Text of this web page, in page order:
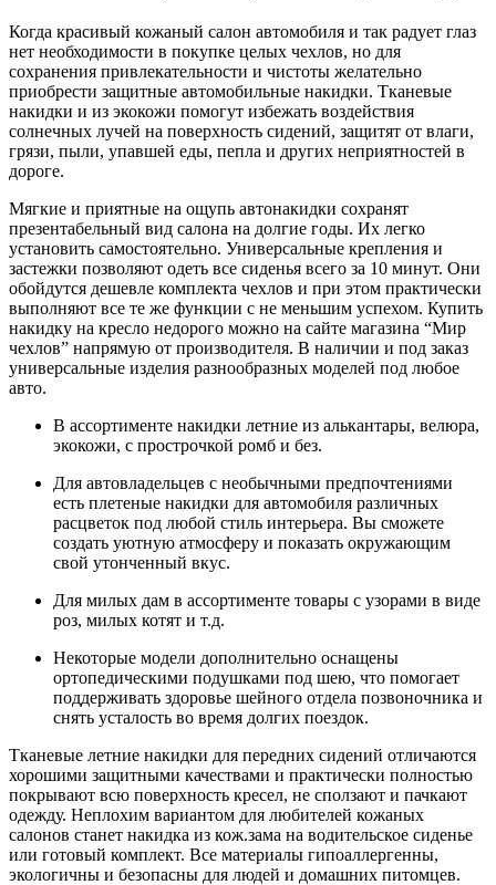
Когда красивый кожаный салон автомобиля и так радует глаз
нет необходимости в покупке целых чехлов, но для
сохранения привлекательности и чистоты желательно
приобрести защитные автомобильные накидки. Тканевые
накидки и из экокожи помогут избежать воздействия
солнечных лучей на поверхность сидений, защитят от влаги,
грязи, пыли, упавшей еды, пепла и других неприятностей в
дороге.
Мягкие и приятные на ощупь автонакидки сохранят
презентабельный вид салона на долгие годы. Их легко
установить самостоятельно. Универсальные крепления и
застежки позволяют одеть все сиденья всего за 10 минут. Они
обойдутся дешевле комплекта чехлов и при этом практически
выполняют все те же функции с не меньшим успехом. Купить
накидку на кресло недорого можно на сайте магазина “Мир
чехлов” напрямую от производителя. В наличии и под заказ
универсальные изделия разнообразных моделей под любое
авто.
В ассортименте накидки летние из алькантары, велюра,
экокожи, с прострочкой ромб и без.
Для автовладельцев с необычными предпочтениями
есть плетеные накидки для автомобиля различных
расцветок под любой стиль интерьера. Вы сможете
создать уютную атмосферу и показать окружающим
свой утонченный вкус.
Для милых дам в ассортименте товары с узорами в виде
роз, милых котят и т.д.
Некоторые модели дополнительно оснащены
ортопедическими подушками под шею, что помогает
поддерживать здоровье шейного отдела позвоночника и
снять усталость во время долгих поездок.
Тканевые летние накидки для передних сидений отличаются
хорошими защитными качествами и практически полностью
покрывают всю поверхность кресел, не сползают и пачкают
одежду. Неплохим вариантом для любителей кожаных
салонов станет накидка из кож.зама на водительское сиденье
или готовый комплект. Все материалы гипоаллергенны,
экологичны и безопасны для людей и домашних питомцев.